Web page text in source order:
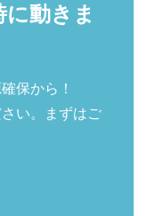
動きま
保から！
い。まずはご